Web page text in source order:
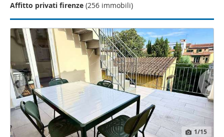
Affitto privati firenze (256 immobili)
1/15